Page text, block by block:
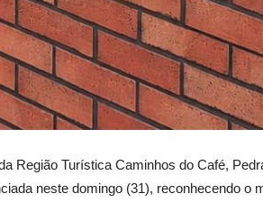
Região Turística Caminhos do Café,
neste domingo (31), reconhecendo